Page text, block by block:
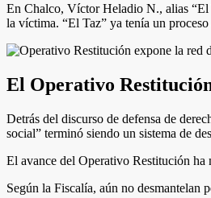
En Chalco, Víctor Heladio N., alias “El
la víctima. “El Taz” ya tenía un
El Operativo
Detrás del discurso de defensa de
social” terminó siendo un sistema de
El avance del Operativo Restitución ha
Según la Fiscalía, aún no desmantelan